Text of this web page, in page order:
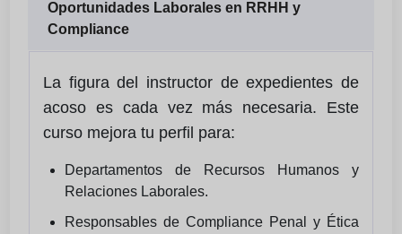
Oportunidades Laborales en RRHH y
Compliance
La figura del instructor de expedientes de
acoso es cada vez más necesaria. Este
curso mejora tu perfil para:
Departamentos de Recursos Humanos y
Relaciones Laborales.
Responsables de Compliance Penal y Ética